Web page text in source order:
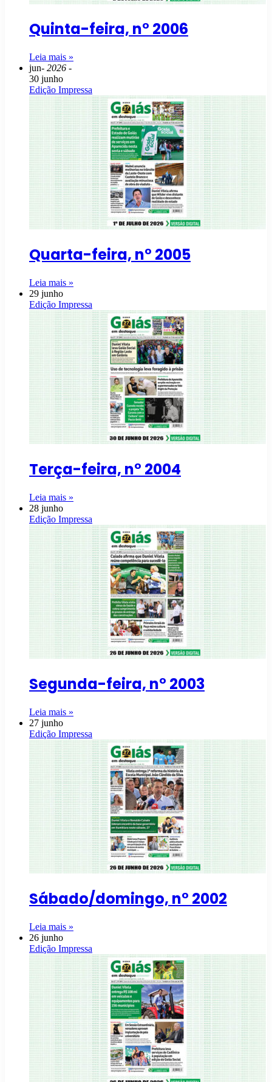
Quinta-feira, n° 2006
Leia mais »
jun- 2026 -
30 junho
Edição Impressa
Quarta-feira, n° 2005
Leia mais »
29 junho
Edição Impressa
Terça-feira, n° 2004
Leia mais »
28 junho
Edição Impressa
Segunda-feira, n° 2003
Leia mais »
27 junho
Edição Impressa
Sábado/domingo, n° 2002
Leia mais »
26 junho
Edição Impressa